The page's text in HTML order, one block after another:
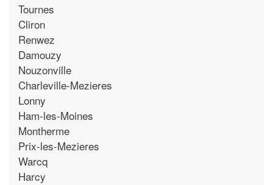
Tournes
Cliron
Renwez
Damouzy
Nouzonville
Charleville-Mezieres
Lonny
Ham-les-Moines
Montherme
Prix-les-Mezieres
Warcq
Harcy